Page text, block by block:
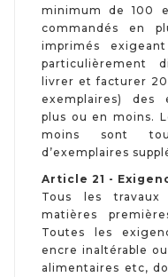
minimum de 100
commandés en
imprimés
particulièrement
livrer et facturer
exemplaires) des
plus ou en moins.
moins sont
d’exemplaires
Article 21 -
Tous les
matières
Toutes les
encre inaltérable
alimentaires etc,